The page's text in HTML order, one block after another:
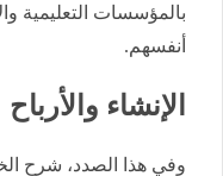
بالمؤسسات التعليمية
أنفسهم.
الإنشاء والأرباح
وفي هذا الصدد، شرح